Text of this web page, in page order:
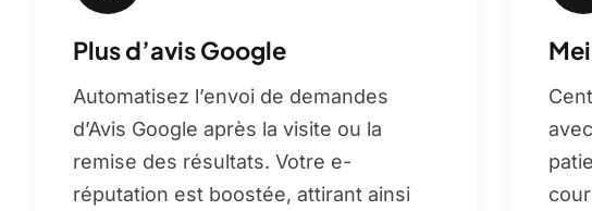
Plus d’avis Google
Automatisez l’envoi de demandes
d’Avis Google après la visite ou la
remise des résultats. Votre e-
réputation est boostée, attirant ainsi